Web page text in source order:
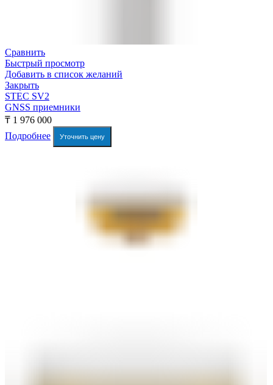
Сравнить
Быстрый просмотр
Добавить в список желаний
Закрыть
STEC SV2
GNSS приемники
₸ 1 976 000
Подробнее
Уточнить цену